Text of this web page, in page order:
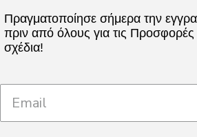
Πραγματοποίησε σήμερα την
πριν από όλους για τις Προσφορές
σχέδια!